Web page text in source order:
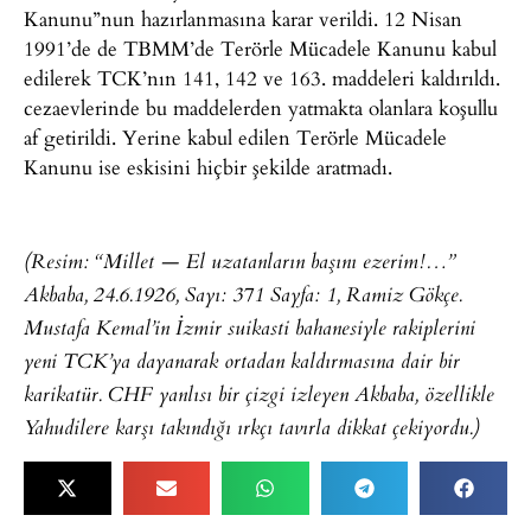
Kanunu”nun hazırlanmasına karar verildi. 12 Nisan
1991’de de TBMM’de Terörle Mücadele Kanunu kabul
edilerek TCK’nın 141, 142 ve 163. maddeleri kaldırıldı.
cezaevlerinde bu maddelerden yatmakta olanlara koşullu
af getirildi. Yerine kabul edilen Terörle Mücadele
Kanunu ise eskisini hiçbir şekilde aratmadı.
(Resim: “Millet — El uzatanların başını ezerim!…”
Akbaba, 24.6.1926, Sayı: 371 Sayfa: 1, Ramiz Gökçe.
Mustafa Kemal’in İzmir suikasti bahanesiyle rakiplerini
yeni TCK’ya dayanarak ortadan kaldırmasına dair bir
karikatür. CHF yanlısı bir çizgi izleyen Akbaba, özellikle
Yahudilere karşı takındığı ırkçı tavırla dikkat çekiyordu.)